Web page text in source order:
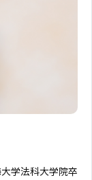
学法科大学院卒